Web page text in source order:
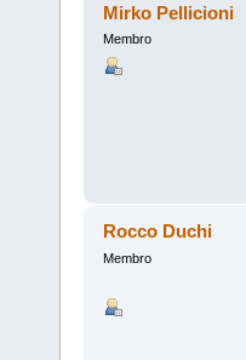
Mirko Pellicioni
Membro
Rocco Duchi
Membro